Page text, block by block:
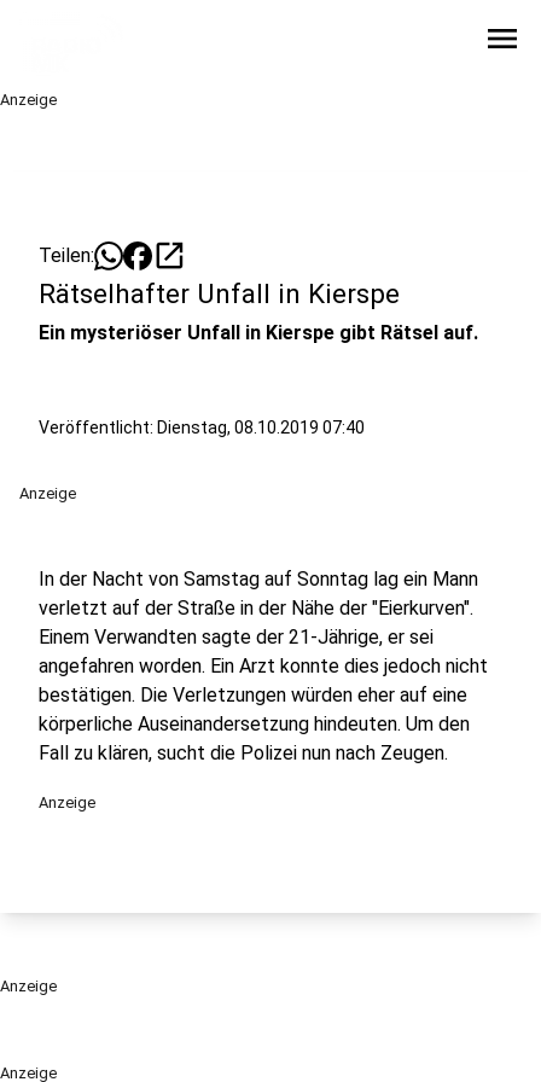
menu
Anzeige
Anzeige
Teilen: open_in_new
Rätselhafter Unfall in Kierspe
Ein mysteriöser Unfall in Kierspe gibt Rätsel auf.
Veröffentlicht: Dienstag, 08.10.2019 07:40
Anzeige
In der Nacht von Samstag auf Sonntag lag ein Mann
verletzt auf der Straße in der Nähe der "Eierkurven".
Einem Verwandten sagte der 21-Jährige, er sei
angefahren worden. Ein Arzt konnte dies jedoch nicht
bestätigen. Die Verletzungen würden eher auf eine
körperliche Auseinandersetzung hindeuten. Um den
Fall zu klären, sucht die Polizei nun nach Zeugen.
Anzeige
Anzeige